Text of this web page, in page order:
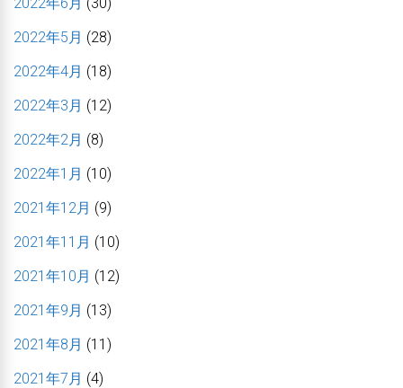
2022年5月 (28)
2022年4月 (18)
2022年3月 (12)
2022年2月 (8)
2022年1月 (10)
2021年12月 (9)
2021年11月 (10)
2021年10月 (12)
2021年9月 (13)
2021年8月 (11)
2021年7月 (4)